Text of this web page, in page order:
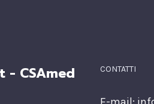
- CSAmed CONTATTI